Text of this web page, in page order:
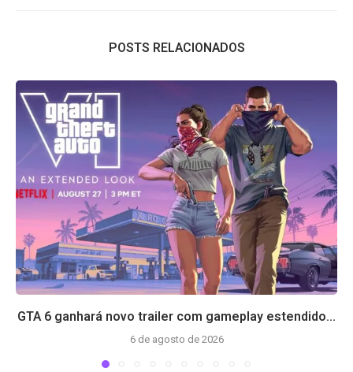
POSTS RELACIONADOS
GTA 6 ganhará novo trailer com gameplay estendido...
6 de agosto de 2026